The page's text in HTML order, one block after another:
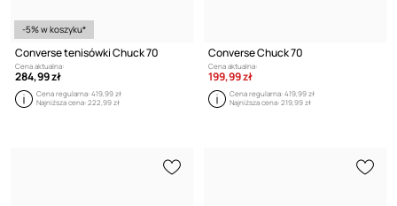
-5% w koszyku*
Converse tenisówki Chuck 70
Cena aktualna:
284,99 zł
Cena regularna:419,99 zł
Najniższa cena:222,99 zł
Converse Chuck 70
Cena aktualna:
199,99 zł
Cena regularna:419,99 zł
Najniższa cena:219,99 zł